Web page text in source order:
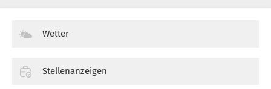
Wetter
Stellenanzeigen